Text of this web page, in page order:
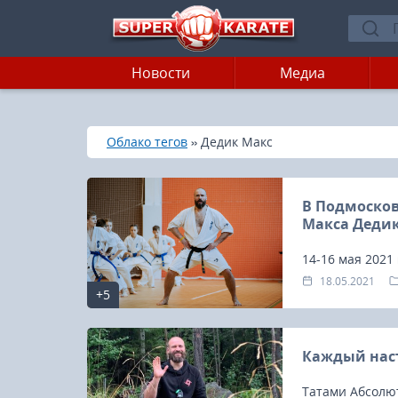
Новости Медиа
Главная
»
Облако тегов » Дедик Макс
+5
В
Макса
14-16 мая
Курорт
18.05.2021
Каждый
Татами